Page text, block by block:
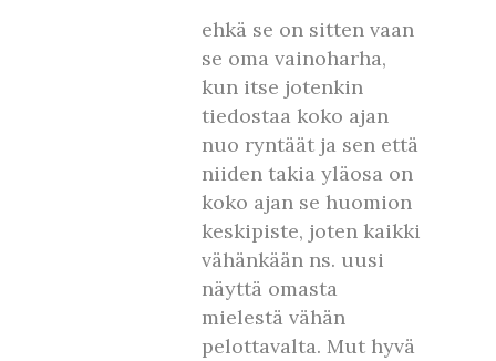
ehkä se on sitten vaan
se oma vainoharha,
kun itse jotenkin
tiedostaa koko ajan
nuo ryntäät ja sen että
niiden takia yläosa on
koko ajan se huomion
keskipiste, joten kaikki
vähänkään ns. uusi
näyttä omasta
mielestä vähän
pelottavalta. Mut hyvä